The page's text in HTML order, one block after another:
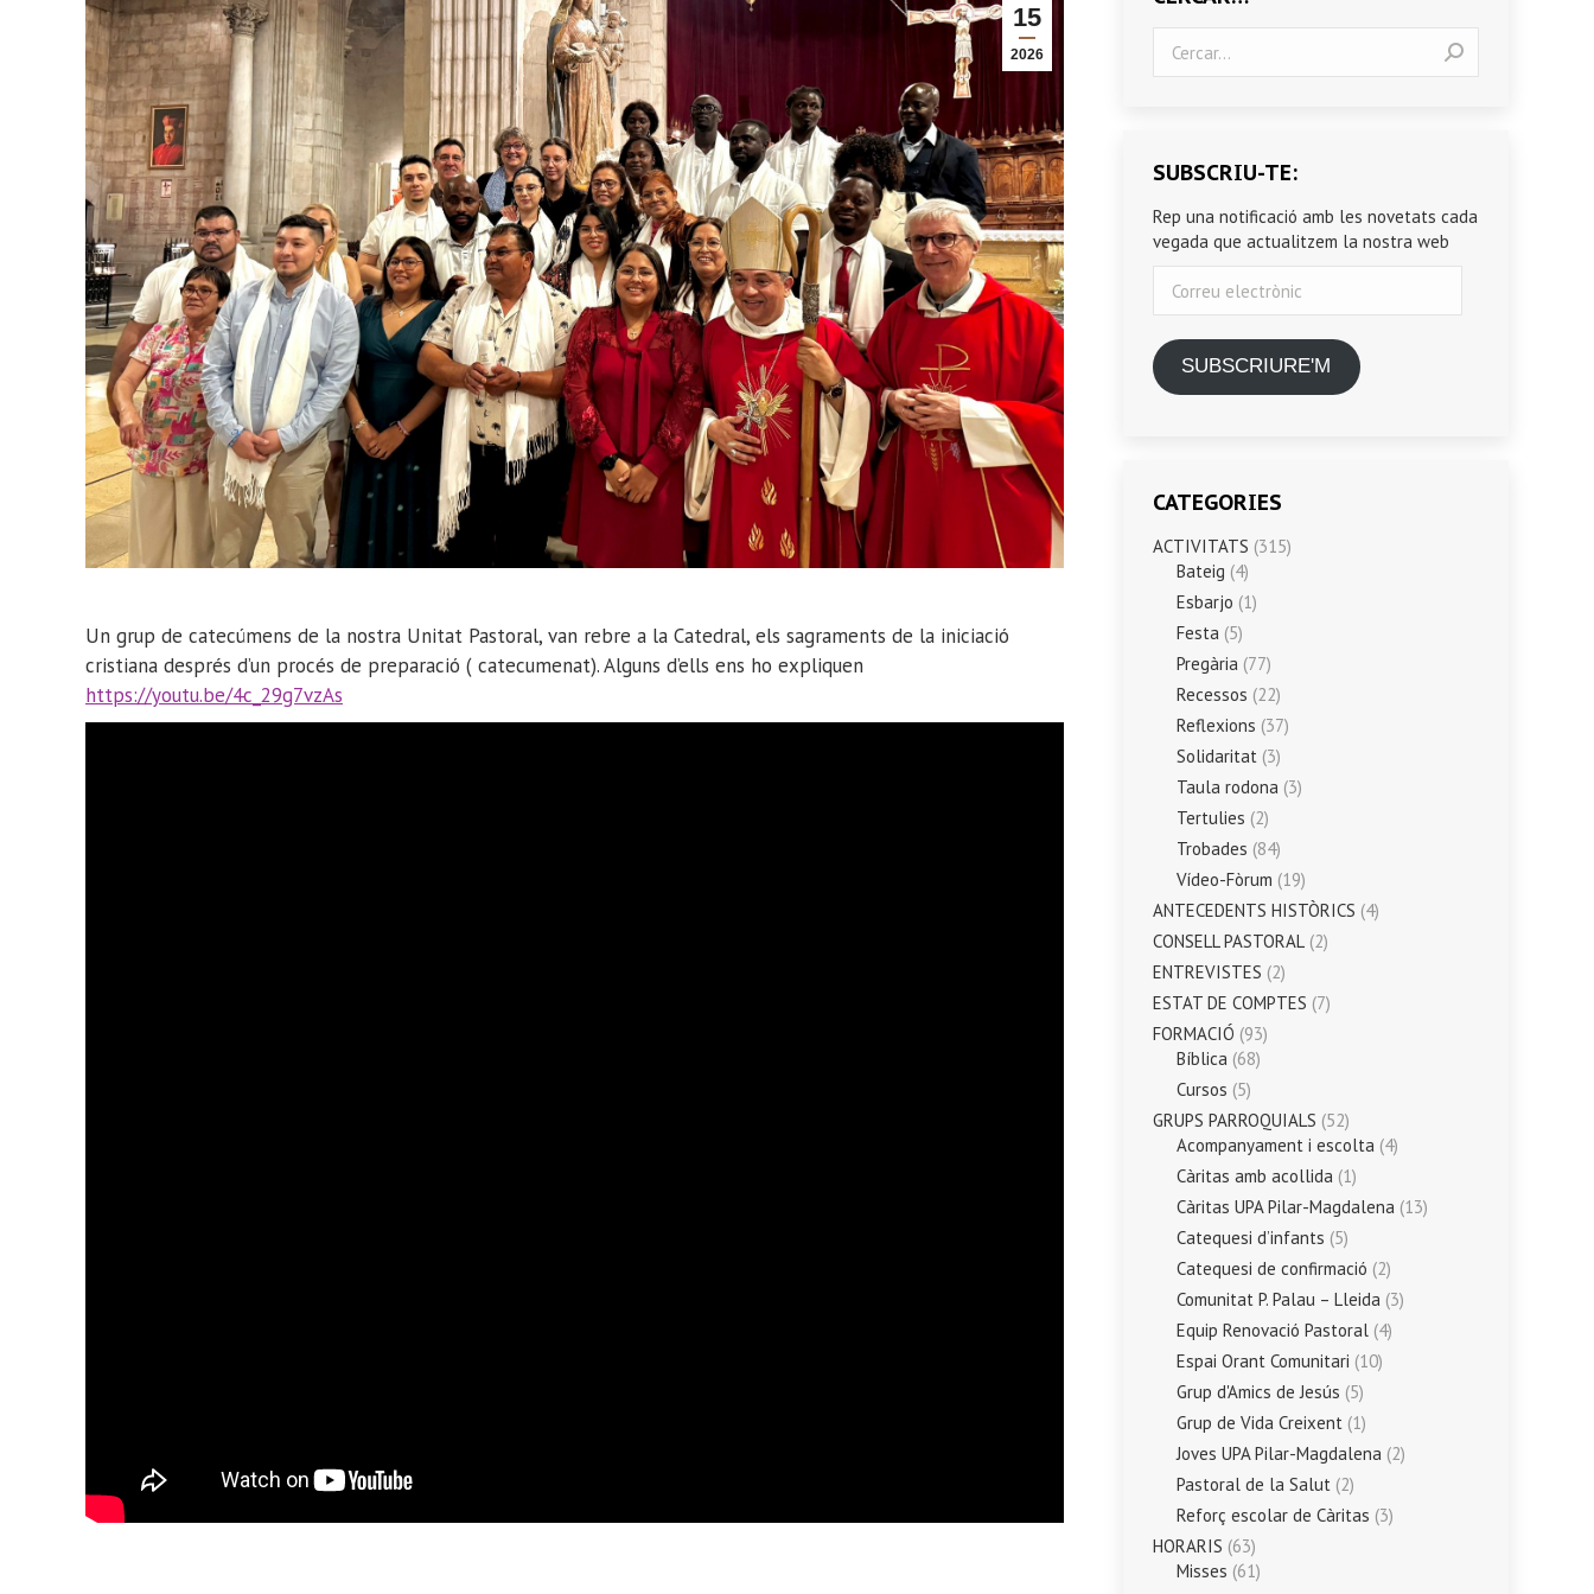
15
2026
Un grup de catecúmens de la nostra Unitat Pastoral, van rebre a la Catedral, els sagraments de la iniciació
cristiana després d’un procés de preparació ( catecumenat). Alguns d’ells ens ho expliquen
https://youtu.be/4c_29g7vzAs
SUBSCRIU-TE:
Rep una notificació amb les novetats cada
vegada que actualitzem la nostra web
electrònic
SUBSCRIURE'M
CATEGORIES
ACTIVITATS (315)
Bateig (4)
Esbarjo (1)
Festa (5)
Pregària (77)
Recessos (22)
Reflexions (37)
Solidaritat (3)
Taula rodona (3)
Tertulies (2)
Trobades (84)
Vídeo-Fòrum (19)
ANTECEDENTS HISTÒRICS (4)
CONSELL PASTORAL (2)
ENTREVISTES (2)
ESTAT DE COMPTES (7)
FORMACIÓ (93)
Bíblica (68)
Cursos (5)
GRUPS PARROQUIALS (52)
Acompanyament i escolta (4)
Càritas amb acollida (1)
Càritas UPA Pilar-Magdalena (13)
Catequesi d’infants (5)
Catequesi de confirmació (2)
Comunitat P. Palau – Lleida (3)
Equip Renovació Pastoral (4)
Espai Orant Comunitari (10)
Grup d'Amics de Jesús (5)
Grup de Vida Creixent (1)
Joves UPA Pilar-Magdalena (2)
Pastoral de la Salut (2)
Reforç escolar de Càritas (3)
HORARIS (63)
Misses (61)